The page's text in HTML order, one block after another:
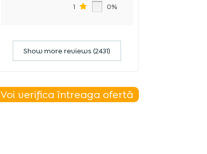
1 0%
Show more reviews (2431)
Voi verifica întreaga ofertă